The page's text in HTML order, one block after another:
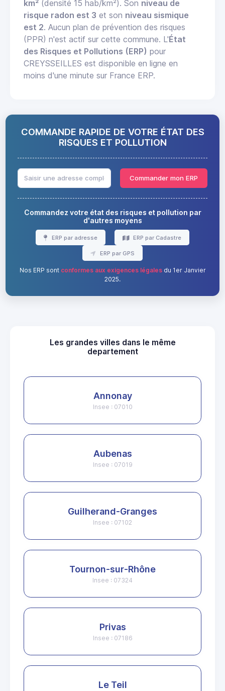
km² (densité 15 hab/km²). Son niveau de
risque radon est 3 et son niveau sismique
est 2. Aucun plan de prévention des risques
(PPR) n'est actif sur cette commune. L'État
des Risques et Pollutions (ERP) pour
CREYSSEILLES est disponible en ligne en
moins d'une minute sur France ERP.
COMMANDE RAPIDE DE VOTRE ÉTAT DES
RISQUES ET POLLUTION
Commander mon ERP
Commandez votre état des risques et pollution par
d'autres moyens
ERP par adresse ERP par Cadastre
ERP par GPS
Nos ERP sont conformes aux exigences légalesdu 1er Janvier
2025.
Les grandes villes dans le même
departement
Annonay
Insee : 07010
Aubenas
Insee : 07019
Guilherand-Granges
Insee : 07102
Tournon-sur-Rhône
Insee : 07324
Privas
Insee : 07186
Le Teil